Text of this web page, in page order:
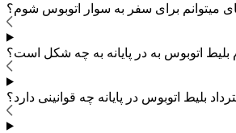
میتوانم برای سفر به سوار اتوبوس شوم؟
بلیط اتوبوس به در پایانه به چه شکل است؟
بلیط اتوبوس در پایانه چه قوانینی دارد؟